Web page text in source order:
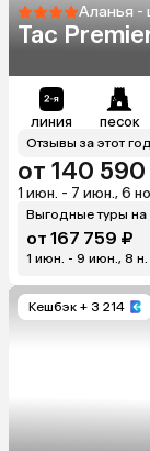
Аланья -
Tac
линия песок
Отзывы за этот год
от 140
1 июн. - 7 июн., 6
Выгодные туры
от 167 759 ₽
1 июн. - 9 июн., 8 н.
Кешбэк + 3 214